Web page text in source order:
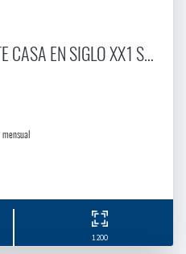
SE ARRIENDA EXCELENTE CASA EN SIGLO XX1 SECTOR GABRIELA MISTRAL
mensual
1200